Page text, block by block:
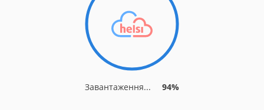
Завантаження... 94%